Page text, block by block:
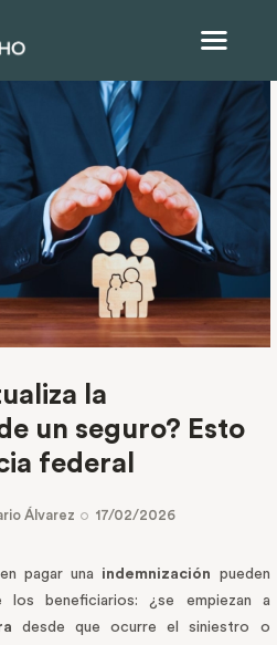
la
un seguro? Esto
federal
Álvarez 17/02/2026
pagar una indemnización
pueden
los beneficiarios: ¿se empiezan a
desde que ocurre el siniestro o